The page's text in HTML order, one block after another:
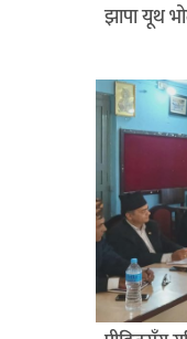
झापा यूथ